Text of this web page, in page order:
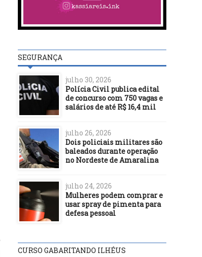
SEGURANÇA
julho 30, 2026
Polícia Civil publica edital
de concurso com 750 vagas e
salários de até R$ 16,4 mil
julho 26, 2026
Dois policiais militares são
baleados durante operação
no Nordeste de Amaralina
julho 24, 2026
Mulheres podem comprar e
usar spray de pimenta para
defesa pessoal
CURSO GABARITANDO ILHÉUS